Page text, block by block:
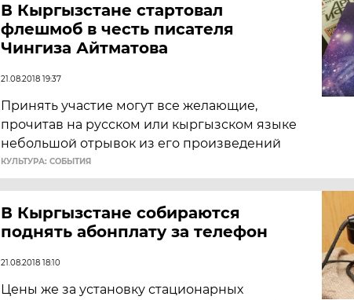
В Кыргызстане стартовал
флешмоб в честь писателя
Чингиза Айтматова
21.08.2018 19:37
Принять участие могут все желающие,
прочитав на русском или кыргызском языке
небольшой отрывок из его произведений
КУЛЬТУРА: СОБЫТИЯ
В Кыргызстане собираются
поднять абонплату за телефон
21.08.2018 18:10
Цены же за установку стационарных